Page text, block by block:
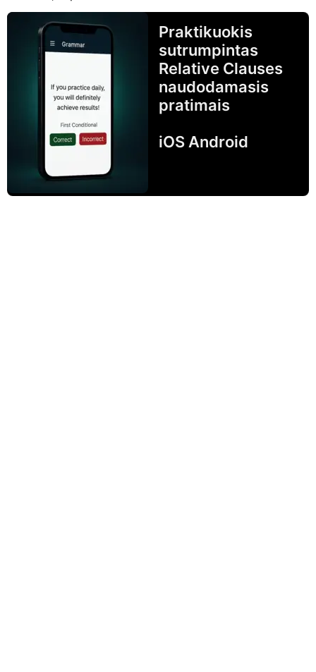
Praktikuokis
sutrumpintas
Relative Clauses
naudodamasis
pratimais
iOS Android